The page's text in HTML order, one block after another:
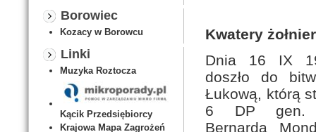
Borowiec
Kozacy w Borowcu
Linki
Muzyka Roztocza
Kącik Przedsiębiorcy
Krajowa Mapa Zagrożeń
Kwatery
Dnia 16 IX
doszło do
Łukową, którą
6 DP gen.
Bernarda